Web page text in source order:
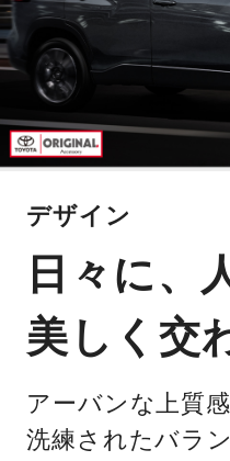
デザイン
日々に、
美しく交
アーバンな上質
洗練されたバラ